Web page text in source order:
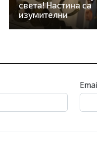
света! Настина са
изумителни